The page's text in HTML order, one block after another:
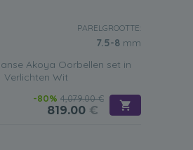
PARELGROOTTE:
7.5-8 mm
Akoya Oorbellen set in
Verlichten Wit
-80% 4,079.00 €
819.00 €